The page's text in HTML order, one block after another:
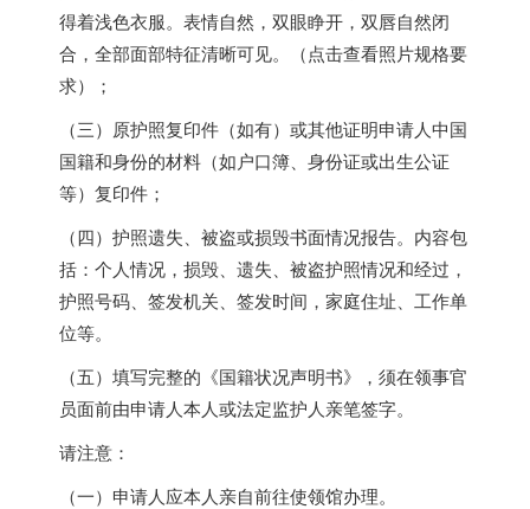
得着浅色衣服。表情自然，双眼睁开，双唇自然闭
合，全部面部特征清晰可见。（点击查看照片规格要
求）；
（三）原护照复印件（如有）或其他证明申请人中国
国籍和身份的材料（如户口簿、身份证或出生公证
等）复印件；
（四）护照遗失、被盗或损毁书面情况报告。内容包
括：个人情况，损毁、遗失、被盗护照情况和经过，
护照号码、签发机关、签发时间，家庭住址、工作单
位等。
（五）填写完整的《国籍状况声明书》，须在领事官
员面前由申请人本人或法定监护人亲笔签字。
请注意：
（一）申请人应本人亲自前往使领馆办理。